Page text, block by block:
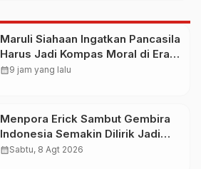
Maruli Siahaan Ingatkan Pancasila
Harus Jadi Kompas Moral di Era
Digital
calendar_month9 jam yang lalu
Menpora Erick Sambut Gembira
Indonesia Semakin Dilirik Jadi
Destinasi Pramusim Favorit Klub-
calendar_monthSabtu, 8 Agt 2026